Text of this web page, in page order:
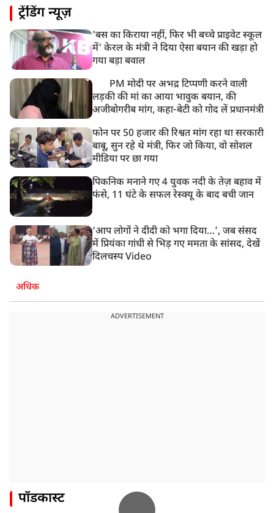
ट्रेंडिंग न्यूज़
'बस का किराया नहीं, फिर भी बच्चे प्राइवेट स्कूल
में' केरल के मंत्री ने दिया ऐसा बयान की खड़ा हो
गया बड़ा बवाल
PM मोदी पर अभद्र टिप्पणी करने वाली
लड़की की मां का आया भावुक बयान, की
अजीबोगरीब मांग, कहा-बेटी को गोद लें प्रधानमंत्री
फोन पर 50 हजार की रिश्वत मांग रहा था सरकारी
बाबू, सुन रहे थे मंत्री, फिर जो किया, वो सोशल
मीडिया पर छा गया
पिकनिक मनाने गए 4 युवक नदी के तेज़ बहाव में
फंसे, 11 घंटे के सफल रेस्क्यू के बाद बची जान
‘आप लोगों ने दीदी को भगा दिया…’, जब संसद
में प्रियंका गांधी से भिड़ गए ममता के सांसद, देखें
दिलचस्प Video
अधिक
ADVERTISEMENT
पॉडकास्ट